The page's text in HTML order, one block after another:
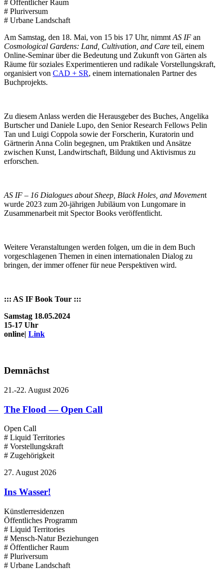
# Öffentlicher Raum
# Pluriversum
# Urbane Landschaft
Am Samstag, den 18. Mai, von 15 bis 17 Uhr, nimmt AS IF an
Cosmological Gardens: Land, Cultivation, and Care teil, einem
Online-Seminar über die Bedeutung und Zukunft von Gärten als
Räume für soziales Experimentieren und radikale Vorstellungskraft,
organisiert von CAD + SR, einem internationalen Partner des
Buchprojekts.
Zu diesem Anlass werden die Herausgeber des Buches, Angelika
Burtscher und Daniele Lupo, den Senior Research Fellows Pelin
Tan und Luigi Coppola sowie der Forscherin, Kuratorin und
Gärtnerin Anna Colin begegnen, um Praktiken und Ansätze
zwischen Kunst, Landwirtschaft, Bildung und Aktivismus zu
erforschen.
AS IF – 16 Dialogues about Sheep, Black Holes, and Movement
wurde 2023 zum 20-jährigen Jubiläum von Lungomare in
Zusammenarbeit mit Spector Books veröffentlicht.
Weitere Veranstaltungen werden folgen, um die in dem Buch
vorgeschlagenen Themen in einen internationalen Dialog zu
bringen, der immer offener für neue Perspektiven wird.
::: AS IF Book Tour :::
Samstag 18.05.2024
15-17 Uhr
online| Link
Demnächst
21.-22. August 2026
The Flood — Open Call
Open Call
# Liquid Territories
# Vorstellungskraft
# Zugehörigkeit
27. August 2026
Ins Wasser!
Künstlerresidenzen
Öffentliches Programm
# Liquid Territories
# Mensch-Natur Beziehungen
# Öffentlicher Raum
# Pluriversum
# Urbane Landschaft